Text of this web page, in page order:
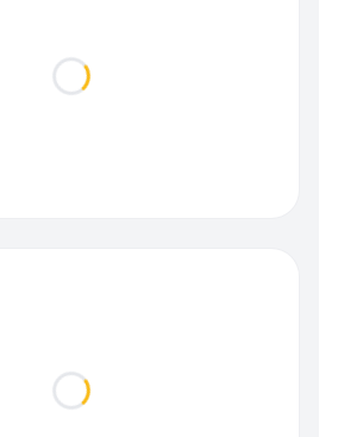
Loading...
Loading...